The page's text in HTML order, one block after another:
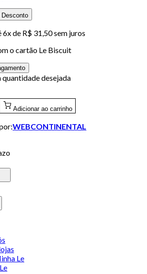
Desconto
6x de R$ 31,50 sem juros
o cartão Le Biscuit
quantidade desejada
Adicionar ao carrinho
WEBCONTINENTAL
Le